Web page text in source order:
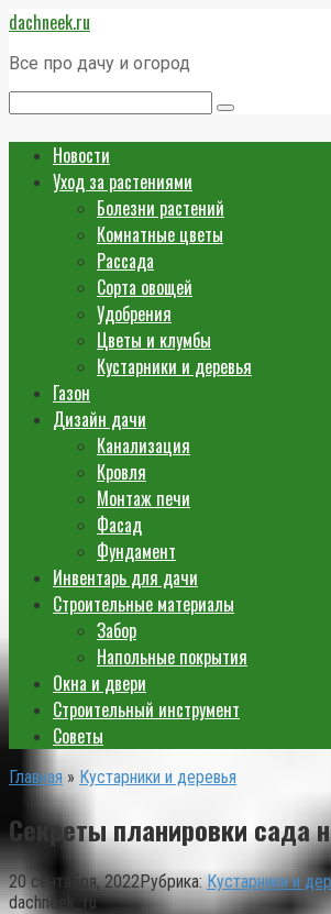
Перейти
к
контенту
dachneek.ru
Все про дачу и огород
Новости
Уход за растениями
Болезни растений
Комнатные цветы
Рассада
Сорта овощей
Удобрения
Цветы и клумбы
Кустарники и деревья
Газон
Дизайн дачи
Канализация
Кровля
Монтаж печи
Фасад
Фундамент
Инвентарь для дачи
Строительные материалы
Забор
Напольные покрытия
Окна и двери
Строительный инструмент
Советы
Главная » Кустарники и деревья
Секреты планировки сада
20 сентября, 2022Рубрика: Кустарники и
dachneek_ru